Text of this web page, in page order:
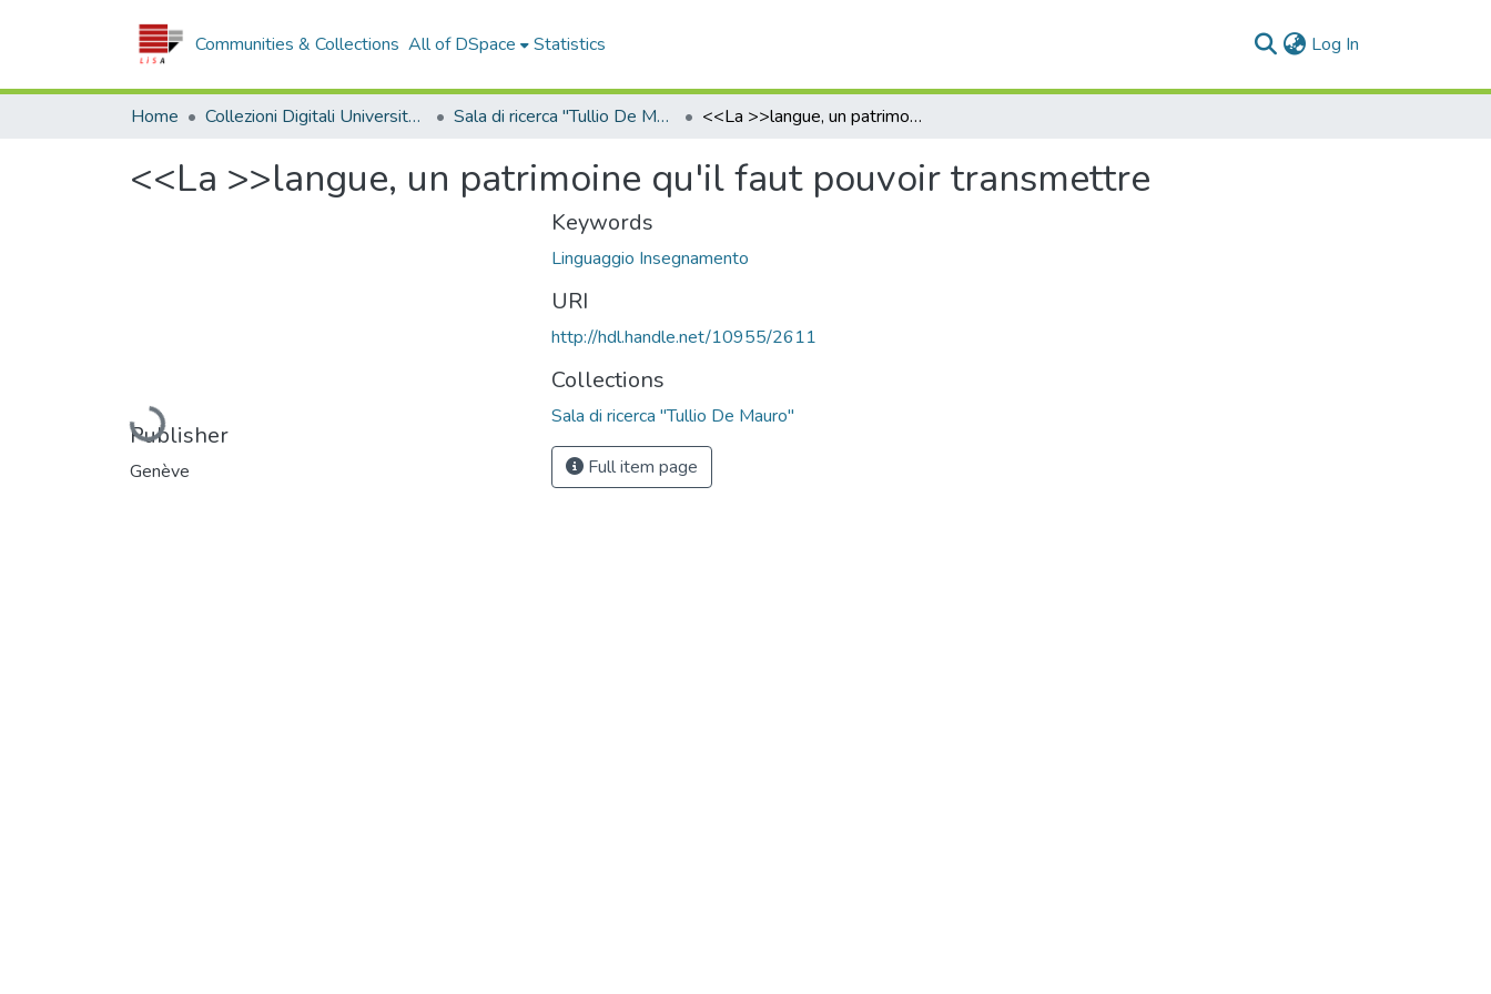
Communities & Collections All of DSpace Statistics Log In
Home Collezioni Digitali Università della Calabria Sala di ricerca "Tullio De Mauro" <<La >>langue, un patrimoine qu'il faut pouvoir transmettre
<<La >>langue, un patrimoine qu'il faut pouvoir transmettre
Loading...
Publisher
Genève
Keywords
Linguaggio Insegnamento
URI
http://hdl.handle.net/10955/2611
Collections
Sala di ricerca "Tullio De Mauro"
Full item page